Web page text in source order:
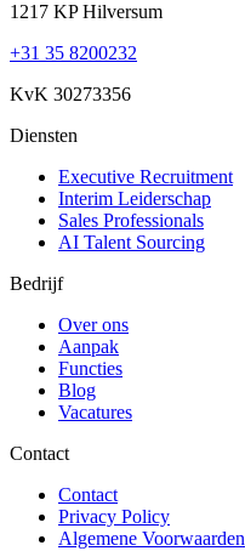
1217 KP Hilversum
+31 35 8200232
KvK 30273356
Diensten
Executive Recruitment
Interim Leiderschap
Sales Professionals
AI Talent Sourcing
Bedrijf
Over ons
Aanpak
Functies
Blog
Vacatures
Contact
Contact
Privacy Policy
Algemene Voorwaarden